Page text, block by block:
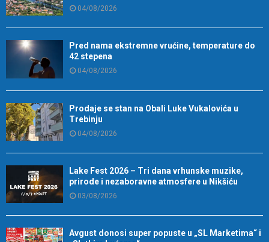
04/08/2026
Pred nama ekstremne vrućine, temperature do
42 stepena
04/08/2026
Prodaje se stan na Obali Luke Vukalovića u
Trebinju
04/08/2026
Lake Fest 2026 – Tri dana vrhunske muzike,
prirode i nezaboravne atmosfere u Nikšiću
03/08/2026
Avgust donosi super popuste u „SL Marketima“ i